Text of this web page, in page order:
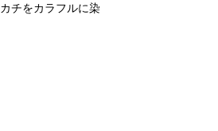
チをカラフルに染